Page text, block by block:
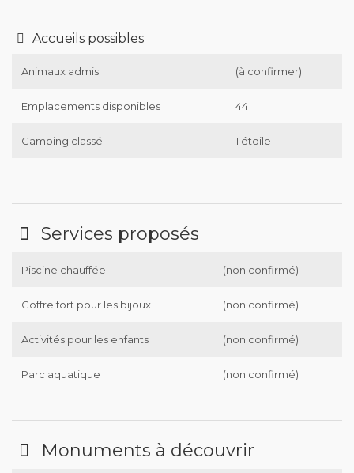
Accueils possibles
Animaux admis (à confirmer)
Emplacements disponibles 44
Camping classé 1 étoile
Services proposés
Piscine chauffée (non confirmé)
Coffre fort pour les bijoux (non confirmé)
Activités pour les enfants (non confirmé)
Parc aquatique (non confirmé)
Monuments à découvrir